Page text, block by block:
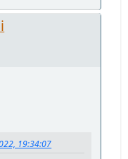
19:34:07